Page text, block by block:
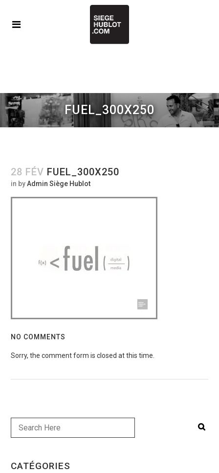
FUEL_300X250
28 FÉV FUEL_300X250
in byAdmin Siège Hublot
NO COMMENTS
Sorry, the comment form is closed at this time.
CATÉGORIES